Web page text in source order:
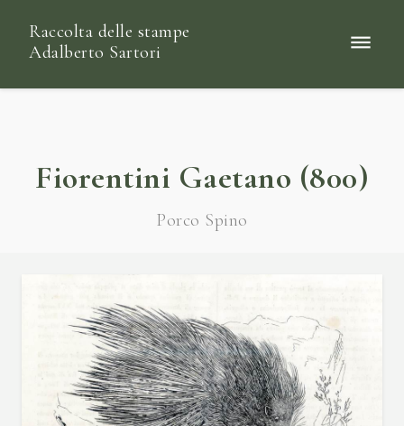
Raccolta delle stampe
Adalberto Sartori
Fiorentini Gaetano (800)
Porco Spino